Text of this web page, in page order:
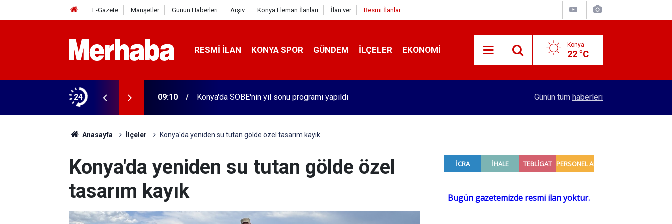
E-Gazete Manşetler Günün Haberleri Arşiv Konya Eleman İlanları İlan ver Resmi İlanlar
RESMI İLAN KONYA SPOR GÜNDEM İLÇELER EKONOMI Konya
22 °C
24
aylığında büyük erime 09:10 Konya'da SOBE'nin yıl sonu programı yapıldı Türkiye'nin su markası yerli kola üretti! 81 ilde
Günün tüm haberleri
Anasayfa İlçeler Konya'da yeniden su tutan gölde özel tasarım kayık
Konya'da yeniden su tutan gölde özel
tasarım kayık